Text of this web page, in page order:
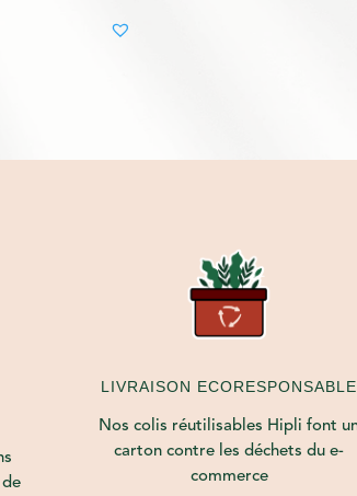
LIVRAISON ECORESPONSABLE
Nos colis réutilisables Hipli font
carton contre les déchets du e-
commerce